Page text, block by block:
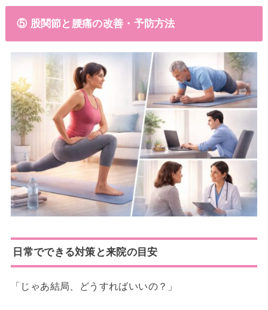
⑤ 股関節と腰痛の改善・予防方法
日常でできる対策と来院の目安
「じゃあ結局、どうすればいいの？」